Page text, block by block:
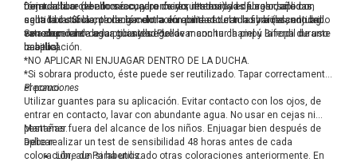
fórmula libre de amoníaco y peróxido, restaura las fibras dañadas,
sella la cutícula, prolongando la durabilidad del tono y brindando brillo
extremo.
con toalla o cabello seco, para mayor intensidad de color, aplicar
cantidad suficiente de la coloración para saturar la fibra (la cantidad
va a depender de la porosidad del
cabello).
Dejar actuar (ver dorso cuadro de resultados) y enjuagar solo con
agua tibia. Si la coloración entra en contacto con las raíces, enjuagar
con abundante agua tibia y luego lavar con tu champú Biferdil de uso
habitual.
Se recomienda usar guantes. Puede manchar la piel y la ropa durante
la aplicación.
*NO APLICAR NI ENJUAGAR DENTRO DE LA DUCHA.
*Si sobrara producto, éste puede ser reutilizado. Tapar correctamente
el pomo.
Precauciones
Utilizar guantes para su aplicación. Evitar contacto con los ojos, de
entrar en contacto, lavar con abundante agua. No usar en cejas ni
pestañas.
Debe realizar un test de sensibilidad 48 horas antes de cada
coloración, aun si ha utilizado otras coloraciones anteriormente. En
Mantener fuera del alcance de los niños. Enjuagar bien después de
aplicar.
Libre de Parabenos.